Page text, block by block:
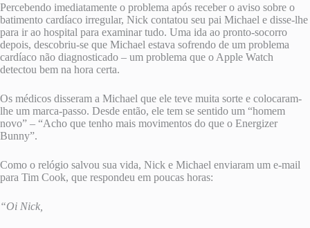
Percebendo imediatamente o problema após receber o aviso sobre o
batimento cardíaco irregular, Nick contatou seu pai Michael e disse-lhe
para ir ao hospital para examinar tudo. Uma ida ao pronto-socorro
depois, descobriu-se que Michael estava sofrendo de um problema
cardíaco não diagnosticado – um problema que o Apple Watch
detectou bem na hora certa.
Os médicos disseram a Michael que ele teve muita sorte e colocaram-
lhe um marca-passo. Desde então, ele tem se sentido um “homem
novo” – “Acho que tenho mais movimentos do que o Energizer
Bunny”.
Como o relógio salvou sua vida, Nick e Michael enviaram um e-mail
para Tim Cook, que respondeu em poucas horas:
“Oi Nick,